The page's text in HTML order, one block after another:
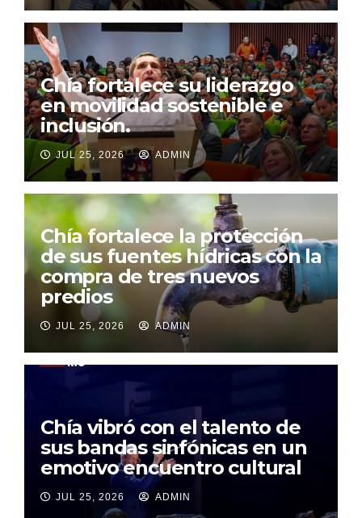
Chía fortalece su liderazgo
en movilidad sostenible e
inclusión.
JUL 25, 2026 ADMIN
Chía fortalece la protección
de sus fuentes hídricas con la
compra de tres nuevos
predios
JUL 25, 2026 ADMIN
Chía vibró con el talento de
sus bandas sinfónicas en un
emotivo encuentro cultural
JUL 25, 2026 ADMIN